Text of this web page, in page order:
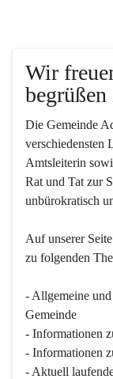
Wir
Die Gemeinde
verschiedensten
Amtsleiterin
Rat und Tat zur
unbürokratisch
Auf unserer
zu folgenden
- Allgemeine
Gemeinde
- Informationen
- Informationen
- Aktuell